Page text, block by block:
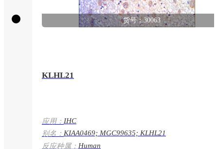
货号：30063
KLHL21
应用： IHC
别名： KIAA0469; MGC99635; KLHL21
反应种属： Human